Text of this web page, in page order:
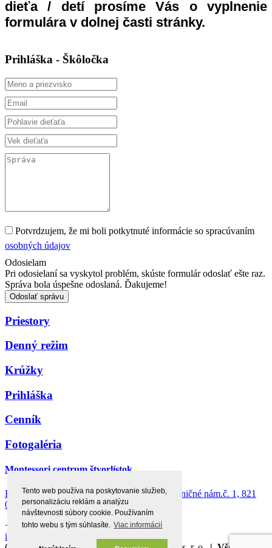
Tento web používa na poskytovanie služieb,
personalizáciu reklám a analýzu
návštevnosti súbory cookie. Používaním
tohto webu s tým súhlasíte. Viac informácií
dieťa / detí prosíme Vás o vyplnenie
formulára v dolnej časti stránky.
Prihláška - Škôločka
Potvrdzujem, že mi boli potkytnuté informácie so spracúvaním
osobných údajov
Odosielam
Pri odosielaní sa vyskytol problém, skúste formulár odoslať ešte raz.
Správa bola úspešne odoslaná. Ďakujeme!
Odoslať správu
Priestory
Denný režim
Krúžky
Prihláška
Cenník
Fotogaléria
Montessori centrum štvorlístok
Bratislava Ružinov - Prievoz, Prevádzka: Radničné nám.č. 1, 821
05 Bratislava
+421 903 154 156 |+421 902 832 430
info@detske-centrum.sk